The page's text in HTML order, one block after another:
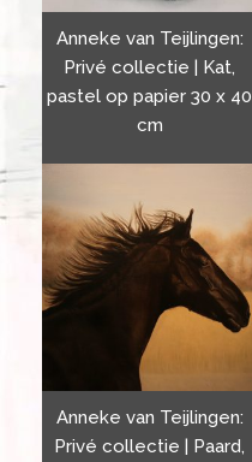
Anneke van Teijlingen:
Privé collectie | Kat,
pastel op papier 30 x 40
cm
Anneke van Teijlingen:
Privé collectie | Paard,